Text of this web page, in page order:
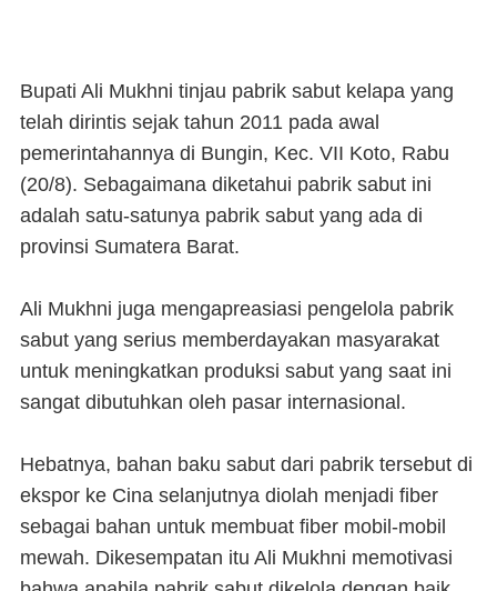
Bupati Ali Mukhni tinjau pabrik sabut kelapa yang
telah dirintis sejak tahun 2011 pada awal
pemerintahannya di Bungin, Kec. VII Koto, Rabu
(20/8). Sebagaimana diketahui pabrik sabut ini
adalah satu-satunya pabrik sabut yang ada di
provinsi Sumatera Barat.
Ali Mukhni juga mengapreasiasi pengelola pabrik
sabut yang serius memberdayakan masyarakat
untuk meningkatkan produksi sabut yang saat ini
sangat dibutuhkan oleh pasar internasional.
Hebatnya, bahan baku sabut dari pabrik tersebut di
ekspor ke Cina selanjutnya diolah menjadi fiber
sebagai bahan untuk membuat fiber mobil-mobil
mewah. Dikesempatan itu Ali Mukhni memotivasi